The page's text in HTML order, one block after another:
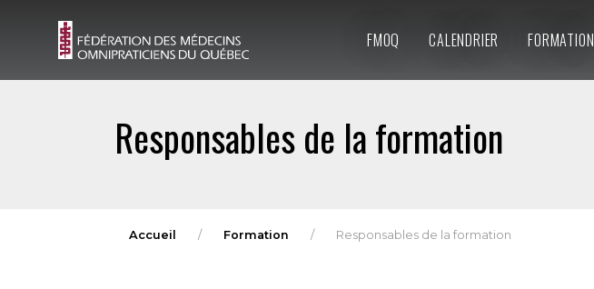
FMOQ CALENDRIER FORMATION
Responsables de la formation
Accueil Formation Responsables de la formation